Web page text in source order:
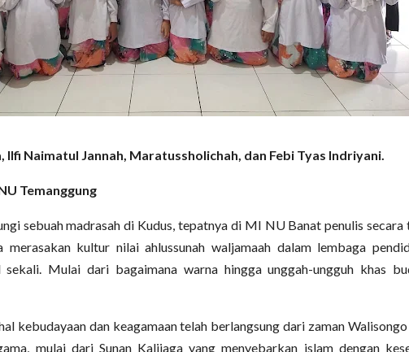
Ilfi Naimatul Jannah, Maratussholichah, dan Febi Tyas Indriyani.
Temanggung
sebuah madrasah di Kudus, tepatnya di MI NU Banat penulis secara
kultur nilai ahlussunah waljamaah dalam lembaga
Mulai dari bagaimana warna hingga unggah-ungguh khas
kebudayaan dan keagamaan telah berlangsung dari zaman
mulai dari Sunan Kalijaga yang menyebarkan islam dengan